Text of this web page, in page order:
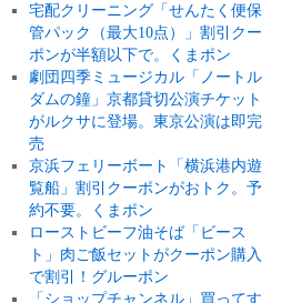
宅配クリーニング「せんたく便保
管パック（最大10点）」割引クー
ポンが半額以下で。くまポン
劇団四季ミュージカル「ノートル
ダムの鐘」京都貸切公演チケット
がルクサに登場。東京公演は即完
売
京浜フェリーボート「横浜港内遊
覧船」割引クーポンがおトク。予
約不要。くまポン
ローストビーフ油そば「ビース
ト」肉ご飯セットがクーポン購入
で割引！グルーポン
「ショップチャンネル」買ってす